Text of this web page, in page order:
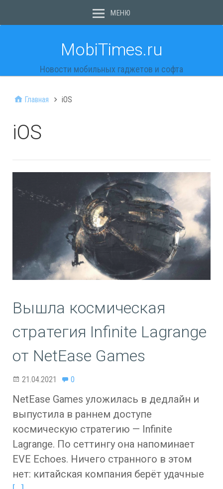
МЕНЮ
MobiTimes.ru
Новости мобильных гаджетов и софта
Главная iOS
iOS
Вышла космическая
стратегия Infinite Lagrange
от NetEase Games
21.04.2021 0
NetEase Games уложилась в дедлайн и
выпустила в раннем доступе
космическую стратегию — Infinite
Lagrange. По сеттингу она напоминает
EVE Echoes. Ничего странного в этом
нет: китайская компания берёт удачные